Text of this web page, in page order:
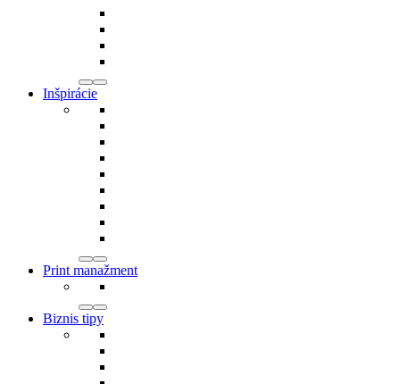
Inšpirácie
Print manažment
Biznis tipy